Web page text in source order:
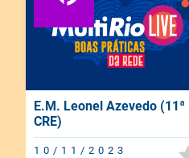
E.M. Leonel Azevedo (11ª
CRE)
10/11/2023